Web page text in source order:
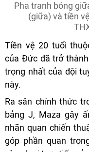
Pha tranh bóng
(giữa) và tiền
Tiền vệ 20 tuổi
của Đức đã trở
trọng nhất của đội
này.
Ra sân chính thức
bảng J, Maza gây
nhãn quan chiến
góp phần quan